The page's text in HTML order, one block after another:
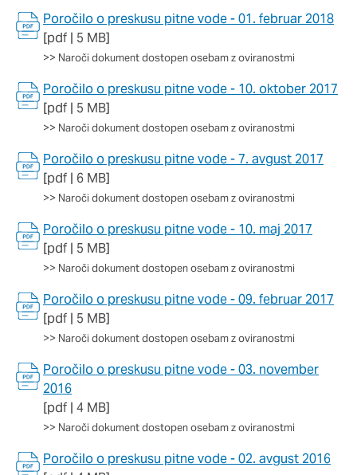
Poročilo o preskusu pitne vode - 01. februar 2018
[pdf | 5 MB]
>> Naroči dokument dostopen osebam z oviranostmi
Poročilo o preskusu pitne vode - 10. oktober 2017
[pdf | 5 MB]
>> Naroči dokument dostopen osebam z oviranostmi
Poročilo o preskusu pitne vode - 7. avgust 2017
[pdf | 6 MB]
>> Naroči dokument dostopen osebam z oviranostmi
Poročilo o preskusu pitne vode - 10. maj 2017
[pdf | 5 MB]
>> Naroči dokument dostopen osebam z oviranostmi
Poročilo o preskusu pitne vode - 09. februar 2017
[pdf | 5 MB]
>> Naroči dokument dostopen osebam z oviranostmi
Poročilo o preskusu pitne vode - 03. november
2016
[pdf | 4 MB]
>> Naroči dokument dostopen osebam z oviranostmi
Poročilo o preskusu pitne vode - 02. avgust 2016
Potrdi moje izbire
DOVOLI VSE